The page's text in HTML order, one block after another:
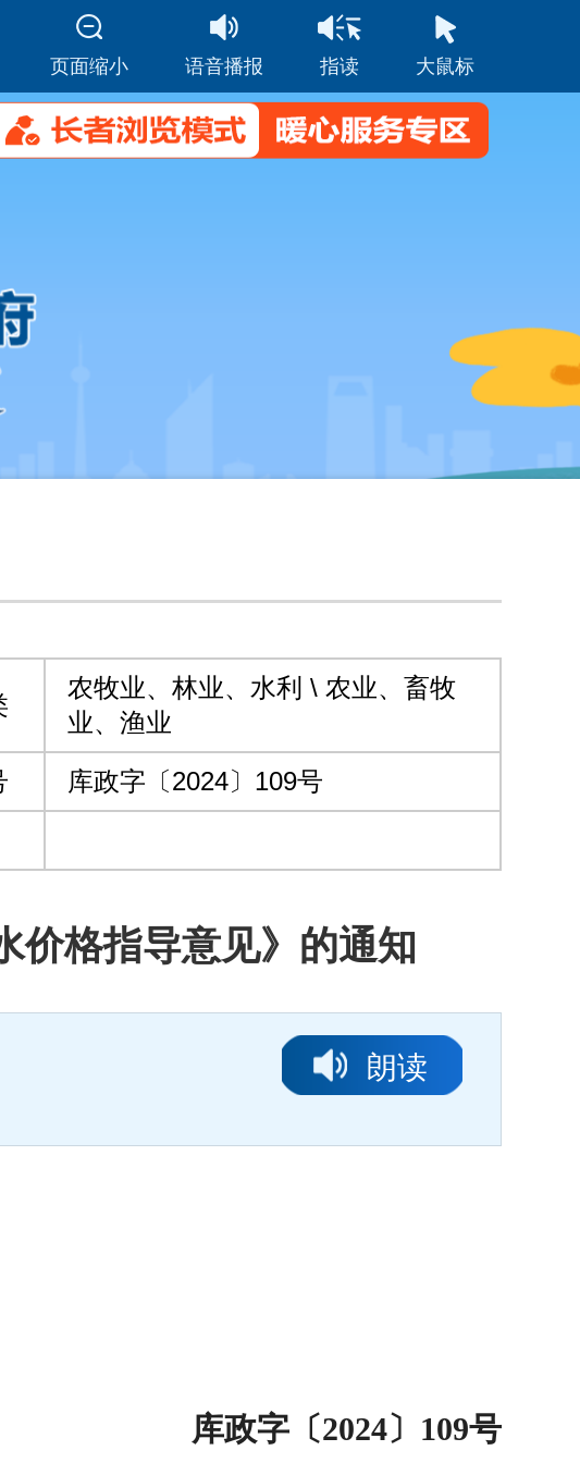
页面缩小 语音播报 指读 大鼠标
农牧业、林业、水利 \ 农业、畜牧
业、渔业
库政字〔2024〕109号
价格指导意见》的通知
朗读
库政字 〔2024〕 109号